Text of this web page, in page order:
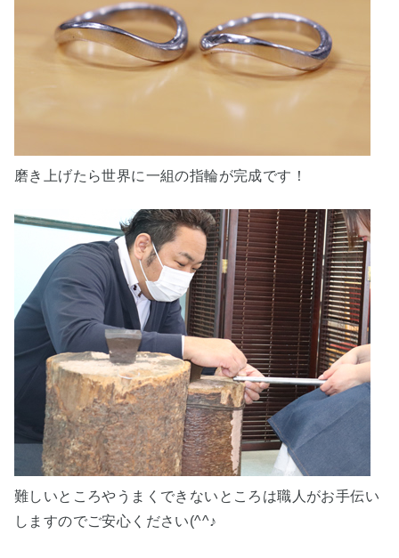
磨き上げたら世界に一組の指輪が完成です！
難しいところやうまくできないところは職人がお手伝い
しますのでご安心ください(^^♪